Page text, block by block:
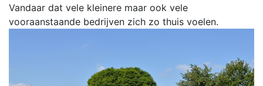
Vandaar dat vele kleinere maar ook vele
vooraanstaande bedrijven zich zo thuis voelen.